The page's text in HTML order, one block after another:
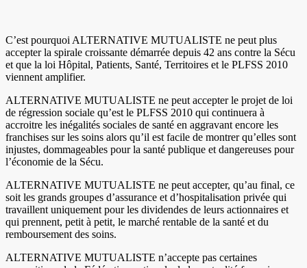
C’est pourquoi ALTERNATIVE MUTUALISTE ne peut plus
accepter la spirale croissante démarrée depuis 42 ans contre la Sécu
et que la loi Hôpital, Patients, Santé, Territoires et le PLFSS 2010
viennent amplifier.
ALTERNATIVE MUTUALISTE ne peut accepter le projet de loi
de régression sociale qu’est le PLFSS 2010 qui continuera à
accroitre les inégalités sociales de santé en aggravant encore les
franchises sur les soins alors qu’il est facile de montrer qu’elles sont
injustes, dommageables pour la santé publique et dangereuses pour
l’économie de la Sécu.
ALTERNATIVE MUTUALISTE ne peut accepter, qu’au final, ce
soit les grands groupes d’assurance et d’hospitalisation privée qui
travaillent uniquement pour les dividendes de leurs actionnaires et
qui prennent, petit à petit, le marché rentable de la santé et du
remboursement des soins.
ALTERNATIVE MUTUALISTE n’accepte pas certaines